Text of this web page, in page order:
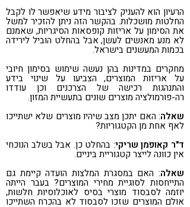
הרעיון הוא להעניק לציבור מידע שיאפשר לו לקבל
החלטות מושכלות. בהקשר הזה ניתן להזכיר למשל
את הסימון על אריזות קופסאות הסיגריות, שאמנם
לא מנע מאנשים לעשן, אבל בהחלט הוביל לירידה
בכמות המעשנים בישראל.
מחקרים במדינות בהן נעשה שימוש בסימון חיובי
על אריזות המוצרים, הצביעו על שינוי בידע
והתנהגות רכישה של הצרכנים וכן עודדו
רה-פורמולציה מוצרים שונים בתעשיית המזון.
שאלה: האם יתכן מצב שיהיו מוצרים שלא ישתייכו
לאף אחת מן הקטגוריות?
ד"ר קאופמן שריקי: בהחלט כן. אבל בשלב הנוכחי
אין כוונה לייצר קטגוריית ביניים.
שאלה: האם במסגרת המלצות הועדה קיימת גם
התייחסות לסוגיית מחירי המוצרים? בעבר הייתה
יוזמה לסבסוד מוצרי בסיס לאוכלוסיות חלשות,
אולם המוצרים שזכו לסבסוד לא בהכרח השתייכו